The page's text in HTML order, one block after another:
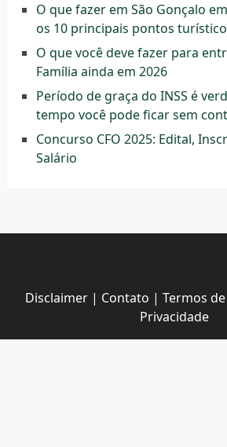
O que fazer em São Gonçalo
os 10 principais pontos
O que você deve fazer para
Família ainda em 2026
Período de graça do INSS é
tempo você pode ficar sem
Concurso CFO 2025: Edital,
Salário
Disclaimer| Contato | Termos
Privacidade